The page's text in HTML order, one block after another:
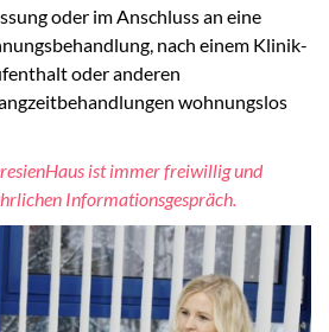
oder im Anschluss an eine
nach einem Klinik-
oder anderen
wohnungslos
ist immer freiwillig und
Informationsgespräch.